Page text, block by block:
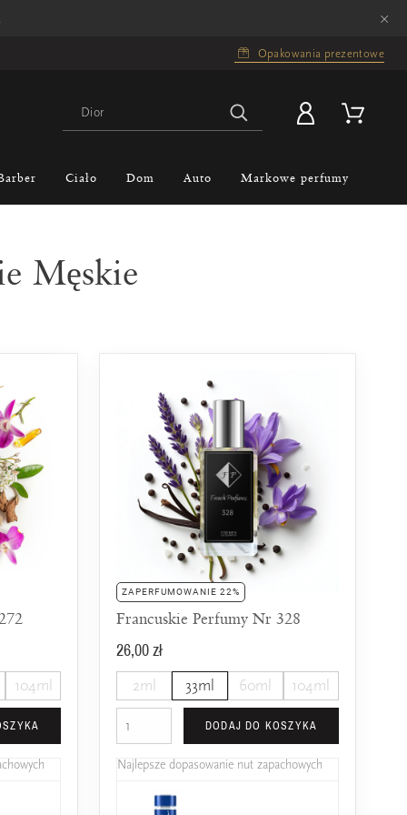
×
Opakowania prezentowe
Ciało Dom Auto Markowe perfumy
Męskie
104ml
ZAPERFUMOWANIE 22%
Francuskie Perfumy Nr 328
26,00 zł
2ml 33ml 60ml 104ml
DODAJ DO KOSZYKA
Najlepsze dopasowanie nut zapachowych